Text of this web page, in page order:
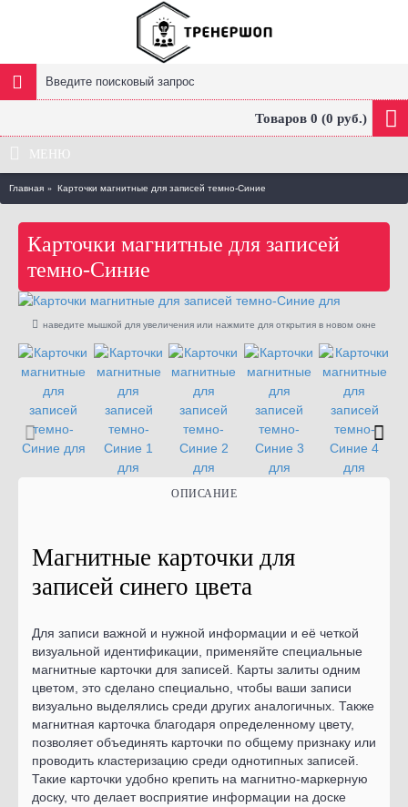
Товаров 0 (0 руб.)
МЕНЮ
Главная Карточки магнитные для записей темно-Синие
Карточки магнитные для записей
темно-Синие
наведите мышкой для увеличения или нажмите для открытия в новом окне
ОПИСАНИЕ
Магнитные карточки для
записей синего цвета
Для записи важной и нужной информации и её четкой
визуальной идентификации, применяйте специальные
магнитные карточки для записей. Карты залиты одним
цветом, это сделано специально, чтобы ваши записи
визуально выделялись среди других аналогичных. Также
магнитная карточка благодаря определенному цвету,
позволяет объединять карточки по общему признаку или
проводить кластеризацию среди однотипных записей.
Такие карточки удобно крепить на магнитно-маркерную
доску, что делает восприятие информации на доске